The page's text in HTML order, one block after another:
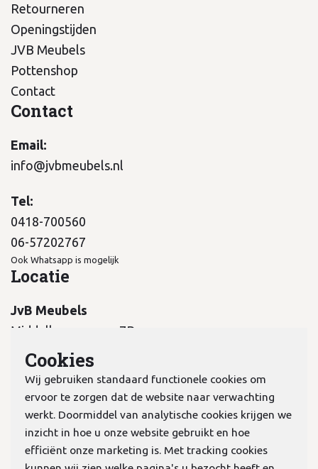
Retourneren
Openingstijden
JVB Meubels
Pottenshop
Contact
Contact
Email:
info@jvbmeubels.nl
Tel:
0418-700560
06-57202767
Ook Whatsapp is mogelijk
Locatie
JvB Meubels
Middelkampseweg 7B
5311 PC Gameren
KvK:70978298
Cookies
Wij gebruiken standaard functionele cookies om
ervoor te zorgen dat de website naar verwachting
werkt. Doormiddel van analytische cookies krijgen we
inzicht in hoe u onze website gebruikt en hoe
efficiënt onze marketing is. Met tracking cookies